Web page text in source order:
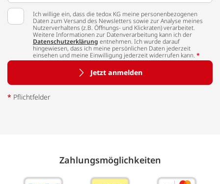
Ich willige ein, dass die tedox KG meine personenbezogenen
Daten zum Versand des Newsletters sowie zur Analyse meines
Nutzerverhaltens (z.B. Öffnungs- und Klickraten) verarbeitet.
Weitere Informationen zur Datenverarbeitung kann ich der
Datenschutzerklärung entnehmen. Ich wurde darauf
hingewiesen, dass ich meine persönlichen Daten jederzeit
einsehen und meine Einwilligung jederzeit widerrufen kann. *
Jetzt anmelden
* Pflichtfelder
Zahlungs­möglich­keiten